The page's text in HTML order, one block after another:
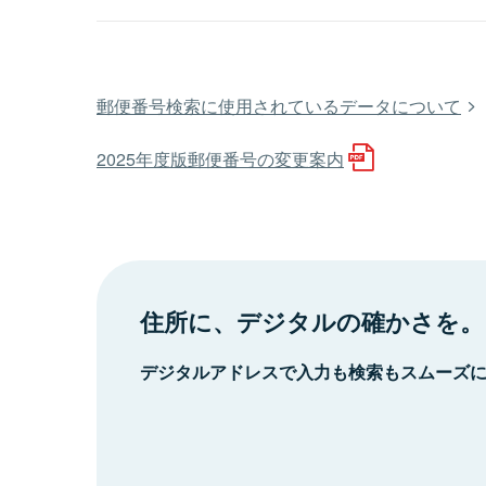
郵便番号検索に使用されているデータについて
2025年度版郵便番号の変更案内
住所に、デジタルの確かさを。
デジタルアドレスで入力も検索もスムーズ